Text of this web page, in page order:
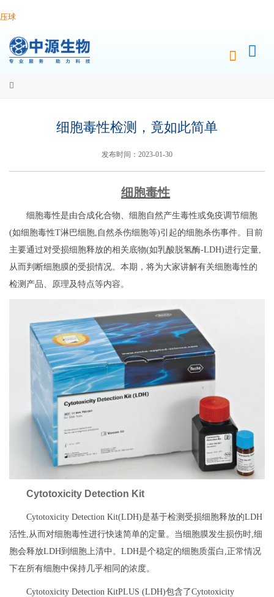
压球
细胞毒性检测，竟如此简单
发布时间：2023-01-30
细胞毒性
细胞毒性是由合成化合物、细胞自然产生毒性或免疫调节细胞
(如细胞毒性T淋巴细胞,自然杀伤细胞等)引起的细胞杀伤事件。目前
主要通过对受损细胞释放的相关底物(如乳酸脱氢酶-LDH)进行定量,
从而判断细胞膜的受损情况。本期，将为大家讲解有关细胞毒性的
检测产品、原理及特点等内容。
Cytotoxicity Detection Kit
Cytotoxicity Detection Kit(LDH)是基于检测受损细胞释放的LDH
活性,从而对细胞毒性进行快速简单的定量。当细胞膜发生损伤时,细
胞会释放LDH到细胞上清中。LDH是个稳定的细胞质蛋白,正常情况
下在所有细胞中保持几乎相同的浓度。
Cytotoxicity Detection KitPLUS (LDH)包含了Cytotoxicity